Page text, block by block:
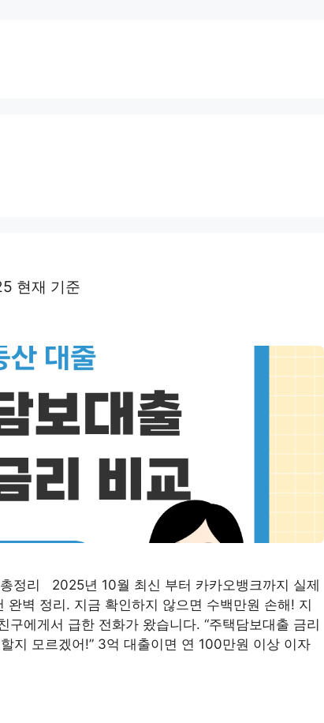
현재 기준
정리 2025년 10월 최신 부터 카카오뱅크까지 실제
완벽 정리. 지금 확인하지 않으면 수백만원 손해! 지
에게서 급한 전화가 왔습니다. “주택담보대출 금리
지 모르겠어!” 3억 대출이면 연 100만원 이상 이자